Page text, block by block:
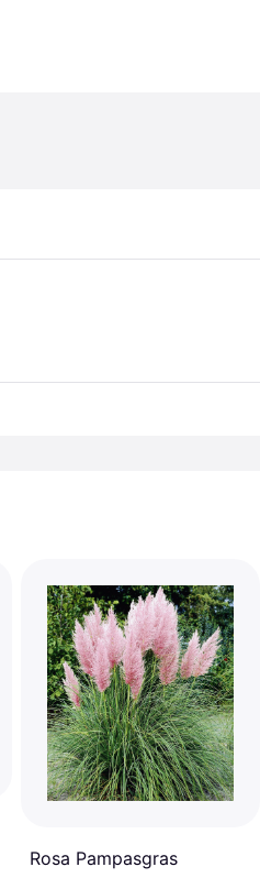
Rosa Pampasgras